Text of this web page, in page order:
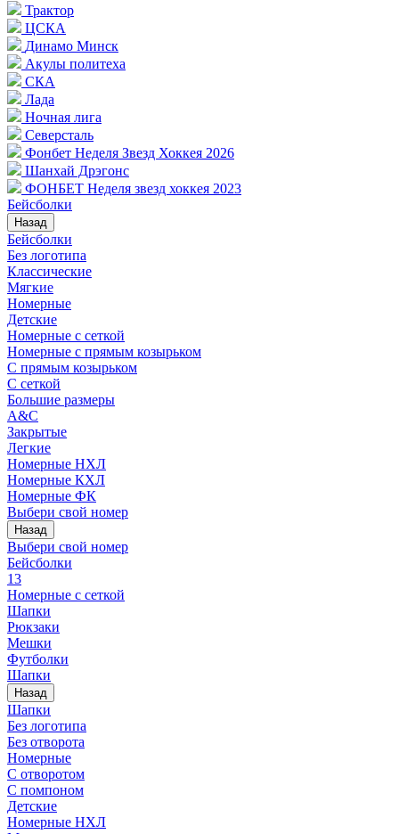
Трактор
ЦСКА
Динамо Минск
Акулы политеха
СКА
Лада
Ночная лига
Северсталь
Фонбет Неделя Звезд Хоккея 2026
Шанхай Дрэгонс
ФОНБЕТ Неделя звезд хоккея 2023
Бейсболки
Назад
Бейсболки
Без логотипа
Классические
Мягкие
Номерные
Детские
Номерные с сеткой
Номерные с прямым козырьком
С прямым козырьком
С сеткой
Большие размеры
A&C
Закрытые
Легкие
Номерные НХЛ
Номерные КХЛ
Номерные ФК
Выбери свой номер
Назад
Выбери свой номер
Бейсболки
13
Номерные с сеткой
Шапки
Рюкзаки
Мешки
Футболки
Шапки
Назад
Шапки
Без логотипа
Без отворота
Номерные
С отворотом
С помпоном
Детские
Номерные НХЛ